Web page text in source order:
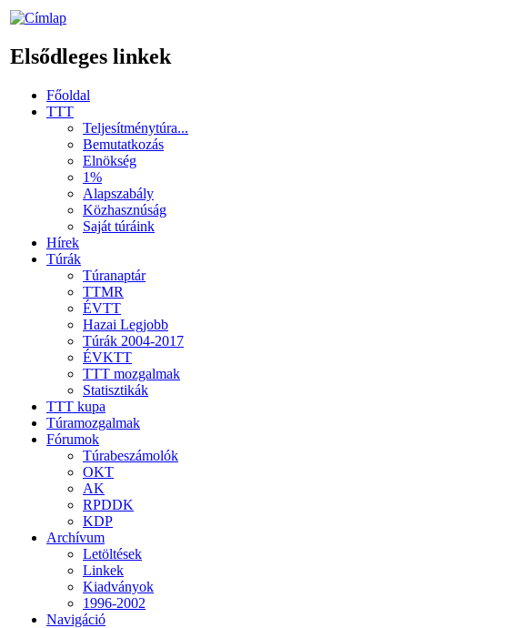
Elsődleges linkek
Főoldal
TTT
Teljesítménytúra...
Bemutatkozás
Elnökség
1%
Alapszabály
Közhasznúság
Saját túráink
Hírek
Túrák
Túranaptár
TTMR
ÉVTT
Hazai Legjobb
Túrák 2004-2017
ÉVKTT
TTT mozgalmak
Statisztikák
TTT kupa
Túramozgalmak
Fórumok
Túrabeszámolók
OKT
AK
RPDDK
KDP
Archívum
Letöltések
Linkek
Kiadványok
1996-2002
Navigáció